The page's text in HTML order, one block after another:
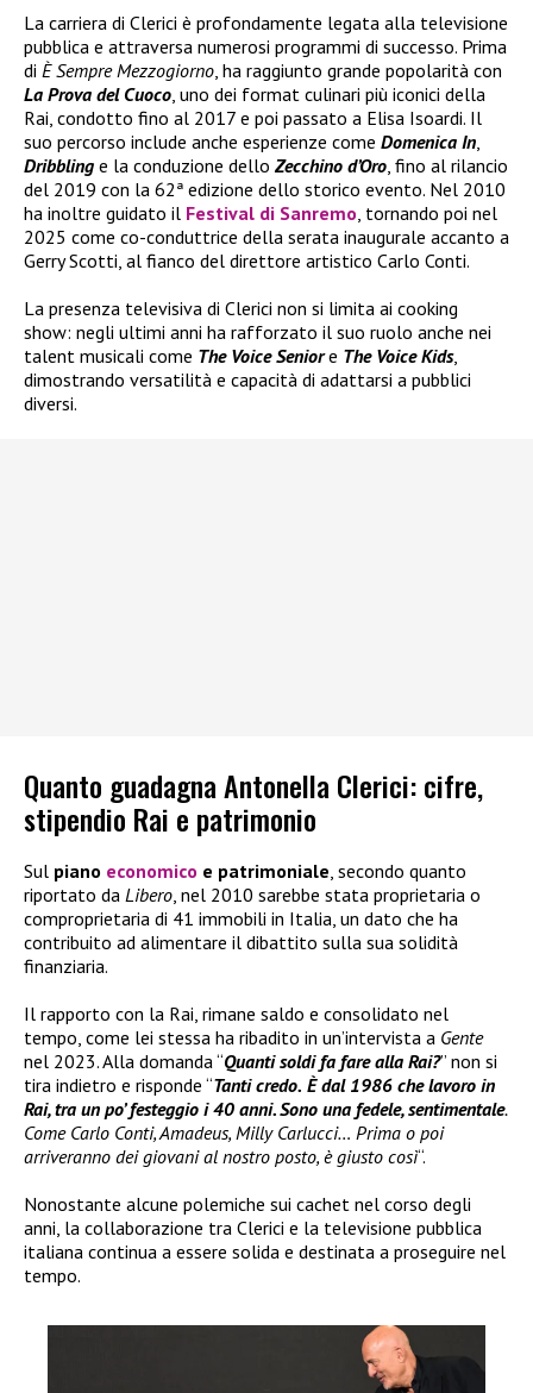
La carriera di Clerici è profondamente legata alla televisione
pubblica e attraversa numerosi programmi di successo. Prima
di È Sempre Mezzogiorno, ha raggiunto grande popolarità con
La Prova del Cuoco, uno dei format culinari più iconici della
Rai, condotto fino al 2017 e poi passato a Elisa Isoardi. Il
suo percorso include anche esperienze come Domenica In,
Dribbling e la conduzione dello Zecchino d’Oro, fino al rilancio
del 2019 con la 62ª edizione dello storico evento. Nel 2010
ha inoltre guidato il Festival di Sanremo, tornando poi nel
2025 come co-conduttrice della serata inaugurale accanto a
Gerry Scotti, al fianco del direttore artistico Carlo Conti.
La presenza televisiva di Clerici non si limita ai cooking
show: negli ultimi anni ha rafforzato il suo ruolo anche nei
talent musicali come The Voice Senior e The Voice Kids,
dimostrando versatilità e capacità di adattarsi a pubblici
diversi.
Quanto guadagna Antonella Clerici: cifre,
stipendio Rai e patrimonio
Sul piano economico e patrimoniale , secondo quanto
riportato da Libero , nel 2010 sarebbe stata proprietaria o
comproprietaria di 41 immobili in Italia, un dato che ha
contribuito ad alimentare il dibattito sulla sua solidità
finanziaria.
Il rapporto con la Rai, rimane saldo e consolidato nel
tempo, come lei stessa ha ribadito in un’intervista a Gente
nel 2023. Alla domanda “Quanti soldi fa fare alla Rai?” non si
tira indietro e risponde “Tanti credo. È dal 1986 che lavoro in
Rai, tra un po’ festeggio i 40 anni. Sono una fedele, sentimentale.
Come Carlo Conti, Amadeus, Milly Carlucci… Prima o poi
arriveranno dei giovani al nostro posto, è giusto così“.
Nonostante alcune polemiche sui cachet nel corso degli
anni, la collaborazione tra Clerici e la televisione pubblica
italiana continua a essere solida e destinata a proseguire nel
tempo.